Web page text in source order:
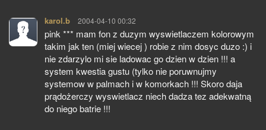
karol.b pisze:
2004-04-10 00:32
pink *** mam fon z duzym wyswietlaczem kolorowym
takim jak ten (miej wiecej ) robie z nim dosyc duzo :) i
nie zdarzylo mi sie ladowac go dzien w dzien !!! a
system kwestia gustu (tylko nie poruwnujmy
systemow w palmach i w komorkach !!! Skoro daja
prądożerczy wyswietlacz niech dadza tez adekwatną
do niego batrie !!!